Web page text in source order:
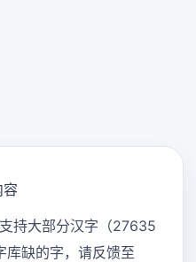
容
持大部分汉字（27635
库缺的字，请反馈至